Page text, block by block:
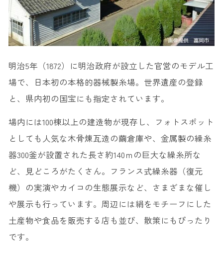
明治5年（1872）に明治政府が設立した官営のモデル工
場で、日本初の本格的器械製糸場。世界遺産の登録
と、県内初の国宝にも指定されています。
場内には100棟以上の建造物が現存し、フォトスポット
としても人気な木骨煉瓦造の繭倉庫や、金属製の繰糸
器300釜が設置された長さ約140ｍの巨大な繰糸所な
ど、見どころがたくさん。フランス式繰糸器（復元
機）の実演やカイコの生態展示など、さまざまな催し
や展示も行っています。周辺には絹をモチーフにした
土産物や食品を販売する店も並び、散策にもぴったり
です。